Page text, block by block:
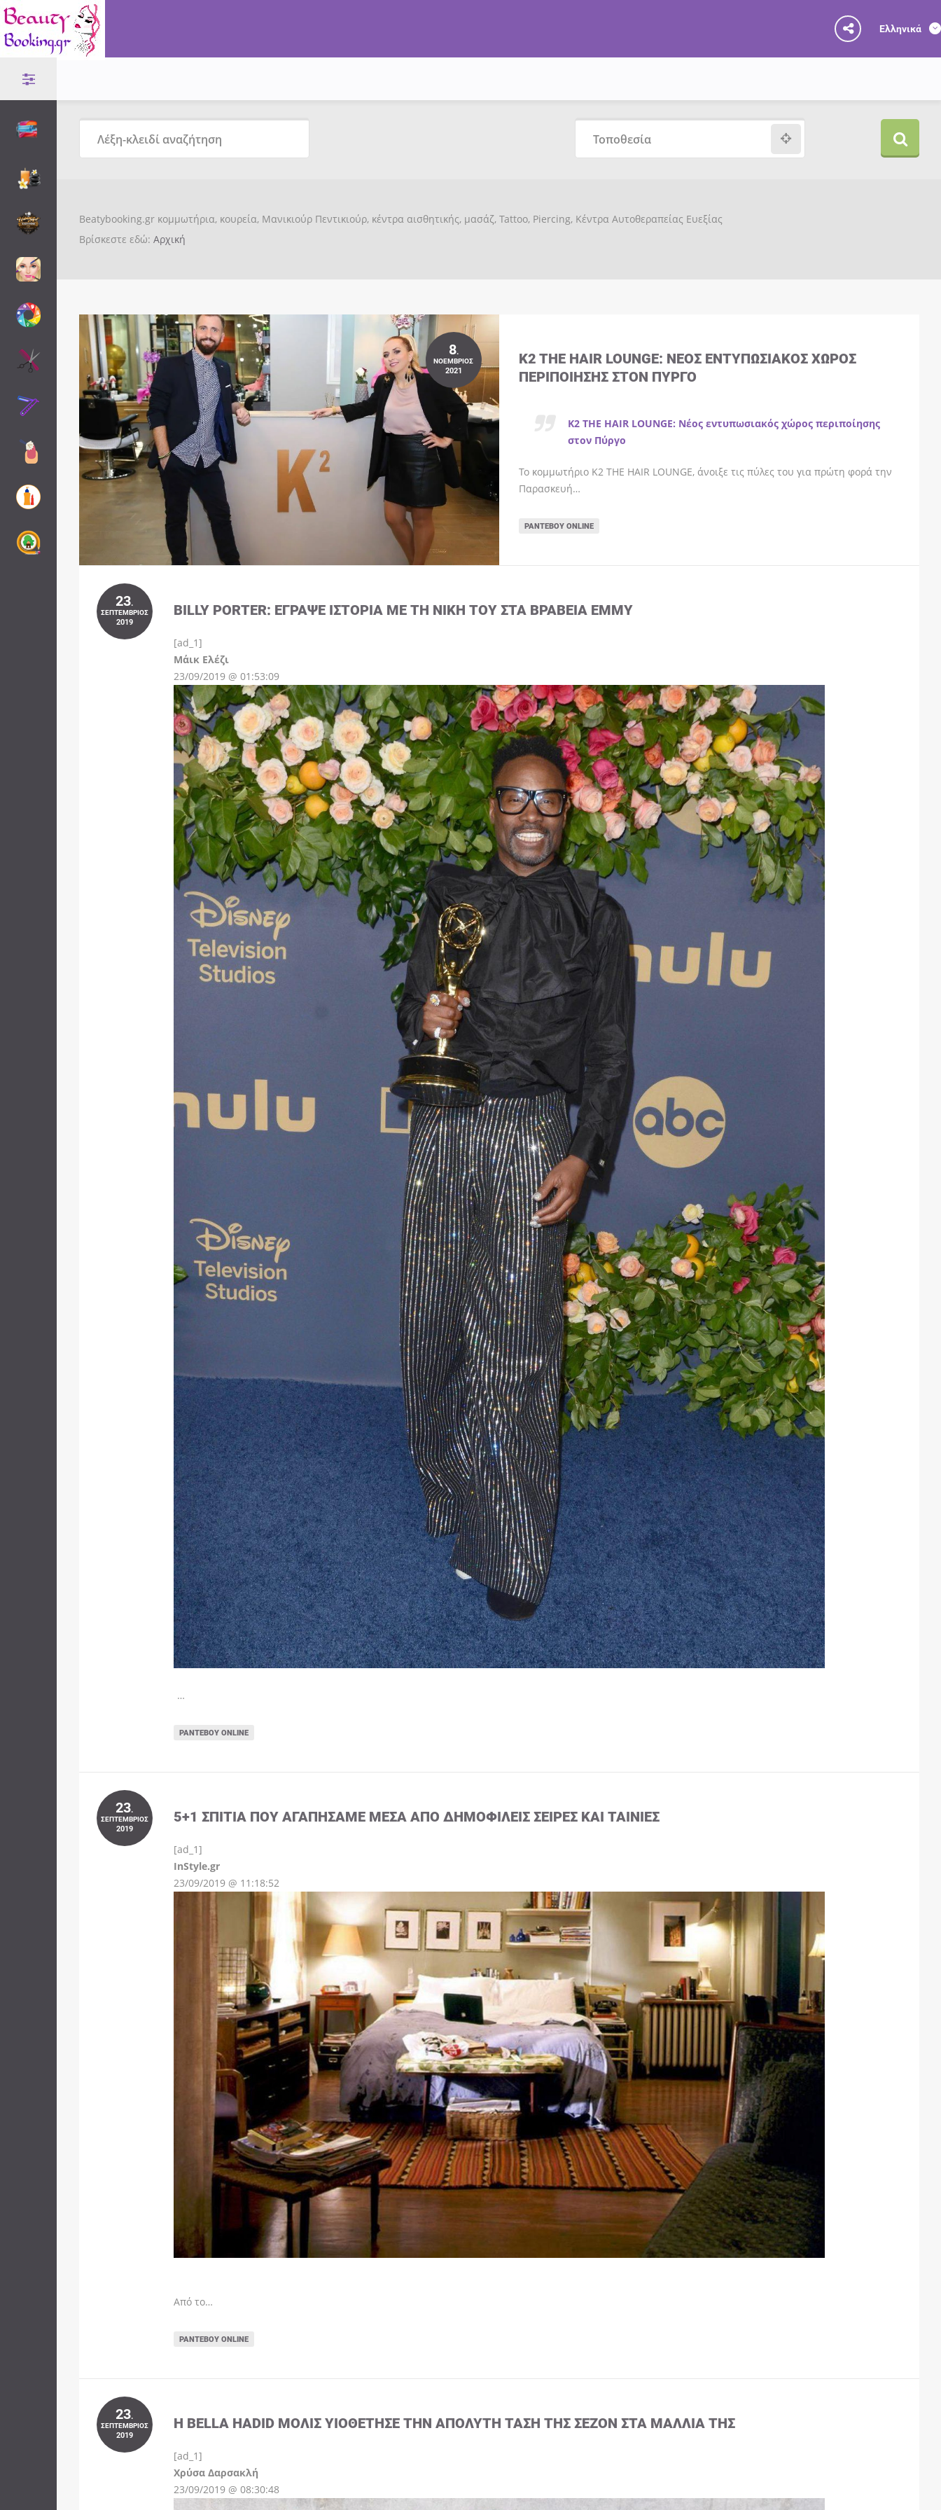
Ελληνικά
Beatybooking.gr κομμωτήρια, κουρεία, Μανικιούρ Πεντικιούρ, κέντρα αισθητικής, μασάζ, Tattoo, Piercing, Κέντρα Αυτοθεραπείας Ευεξίας
Βρίσκεστε εδώ: Αρχική
8.
ΝΟΈΜΒΡΙΟΣ
2021
K2 THE HAIR LOUNGE: ΝΈΟΣ ΕΝΤΥΠΩΣΙΑΚΌΣ ΧΏΡΟΣ
ΠΕΡΙΠΟΊΗΣΗΣ ΣΤΟΝ ΠΎΡΓΟ
K2 THE HAIR LOUNGE: Νέος εντυπωσιακός χώρος περιποίησης
στον Πύργο
Το κομμωτήριο K2 THE HAIR LOUNGE, άνοιξε τις πύλες του για πρώτη φορά την
Παρασκευή…
ΡΑΝΤΕΒΟΎ ONLINE
23.
ΣΕΠΤΈΜΒΡΙΟΣ
2019
BILLY PORTER: ΈΓΡΑΨΕ ΙΣΤΟΡΊΑ ΜΕ ΤΗ ΝΊΚΗ ΤΟΥ ΣΤΑ ΒΡΑΒΕΊΑ EMMY
[ad_1]
Μάικ ΕλέζιInstagram
23/09/2019 @ 01:53:09
…
ΡΑΝΤΕΒΟΎ ONLINE
23.
ΣΕΠΤΈΜΒΡΙΟΣ
2019
5+1 ΣΠΊΤΙΑ ΠΟΥ ΑΓΑΠΉΣΑΜΕ ΜΈΣΑ ΑΠΌ ΔΗΜΟΦΙΛΕΊΣ ΣΕΙΡΈΣ ΚΑΙ ΤΑΙΝΊΕΣ
[ad_1]
InStyle.gr
23/09/2019 @ 11:18:52
Από το…
ΡΑΝΤΕΒΟΎ ONLINE
23.
ΣΕΠΤΈΜΒΡΙΟΣ
2019
Η BELLA HADID ΜΌΛΙΣ ΥΙΟΘΈΤΗΣΕ ΤΗΝ ΑΠΌΛΥΤΗ ΤΆΣΗ ΤΗΣ ΣΕΖΌΝ ΣΤΑ ΜΑΛΛΙΆ ΤΗΣ
[ad_1]
Χρύσα ΔαρσακλήInstagram
23/09/2019 @ 08:30:48